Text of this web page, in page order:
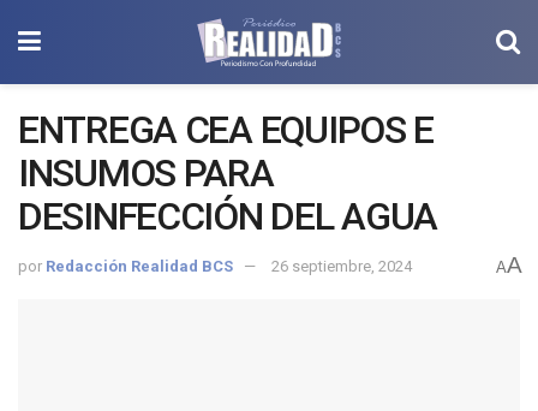
ENTREGA CEA EQUIPOS E
INSUMOS PARA
DESINFECCIÓN DEL AGUA
por Redacción Realidad BCS 26 septiembre, 2024 AA